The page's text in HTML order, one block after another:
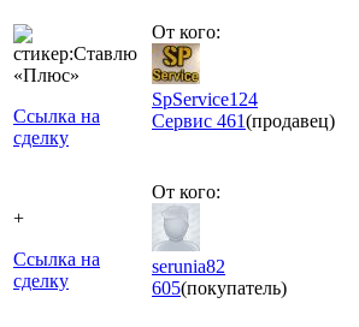
Ссылка на
сделку
От кого:
SpService124
Сервис 461(продавец)
+
Ссылка на
сделку
От кого:
serunia82
605(покупатель)